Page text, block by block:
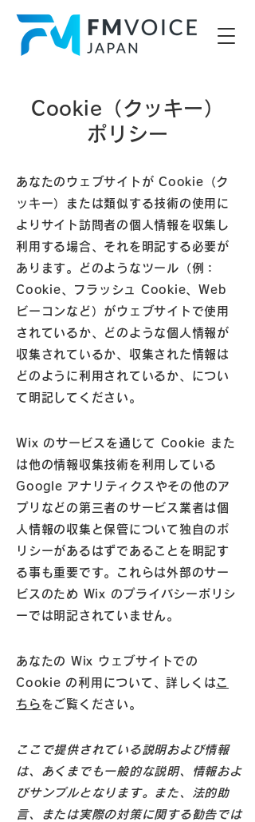
Cookie（クッキー）
ポリシー
あなたのウェブサイトが Cookie（ク
ッキー）または類似する技術の使用に
よりサイト訪問者の個人情報を収集し
利用する場合、それを明記する必要が
あります。どのようなツール（例：
Cookie、フラッシュ Cookie、Web
ビーコンなど）がウェブサイトで使用
されているか、どのような個人情報が
収集されているか、収集された情報は
どのように利用されているか、につい
て明記してください。
Wix のサービスを通じて Cookie また
は他の情報収集技術を利用している
Google アナリティクスやその他のア
プリなどの第三者のサービス業者は個
人情報の収集と保管について独自のポ
リシーがあるはずであることを明記す
る事も重要です。これらは外部のサー
ビスのため Wix のプライバシーポリシ
ーでは明記されていません。
あなたの Wix ウェブサイトでの
Cookie の利用について、詳しくは こ
ちら をご覧ください。
ここで提供されている説明および情報
は、あくまでも一般的な説明、情報およ
びサンプルとなります。また、法的助
言、または実際の対策に関する勧告では